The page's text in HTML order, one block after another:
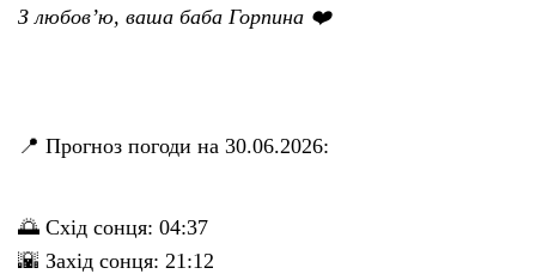
З любов’ю, ваша баба Горпина ❤️
📍 Прогноз погоди на 30.06.2026:
🌅 Схід сонця: 04:37
🌇 Захід сонця: 21:12